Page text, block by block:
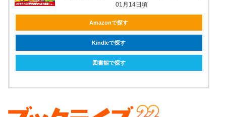
01月14日頃
Amazonで探す
Kindleで探す
図書館で探す